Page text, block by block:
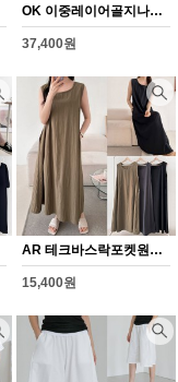
OK 이중레이어골지나시(Y358H608)
37,400원
AR 테크바스락포켓원피스(Y361H608)
15,400원